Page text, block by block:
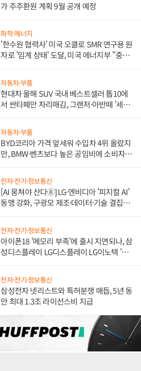
가 주주환원 계획 9월 공개 예정
화학·에너지
'한수원 협력사' 미국 오클로 SMR 연구용 원
자로 '임계 상태' 도달, 미국 에너지부 "중요
자동차·부품
현대차 올해 SUV 국내 베스트셀러 톱10에
서 싼타페만 자리매김, 그랜저·아반떼 '세단
자동차·부품
BYD코리아 가격 앞세워 수입차 4위 올랐지
만, BMW·벤츠보다 높은 공임비에 소비자
전자·전기·정보통신
[AI 뭉쳐야 산다⑧] LG·엔비디아 '피지컬 AI'
동맹 강화, 구광모 제조·데이터·기술 결집
전자·전기·정보통신
아이폰18 '메모리 부족'에 출시 지연되나, 삼
성디스플레이 LG디스플레이 LG이노텍 '탈
전자·전기·정보통신
삼성전자 넷리스트와 특허분쟁 매듭, 5년 동
안 최대 1.3조 라이선스비 지급